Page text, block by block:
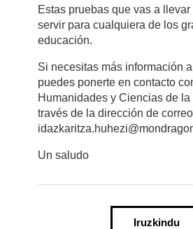
Estas pruebas que vas a
servir para cualquiera de los
educación.
Si necesitas más información
puedes ponerte en contacto
Humanidades y Ciencias de
través de la dirección de correo
Un saludo
Iruzkindu